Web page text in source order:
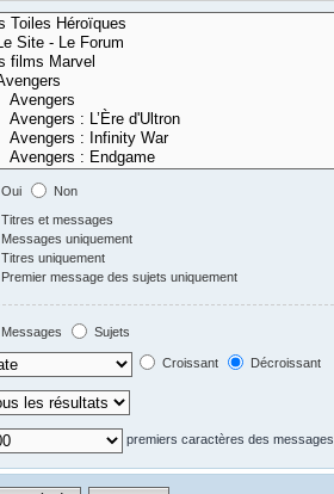
Oui
Non
Titres et messages
Messages uniquement
Titres uniquement
Premier message des sujets uniquement
Messages
Sujets
Croissant Décroissant
premiers caractères des messages